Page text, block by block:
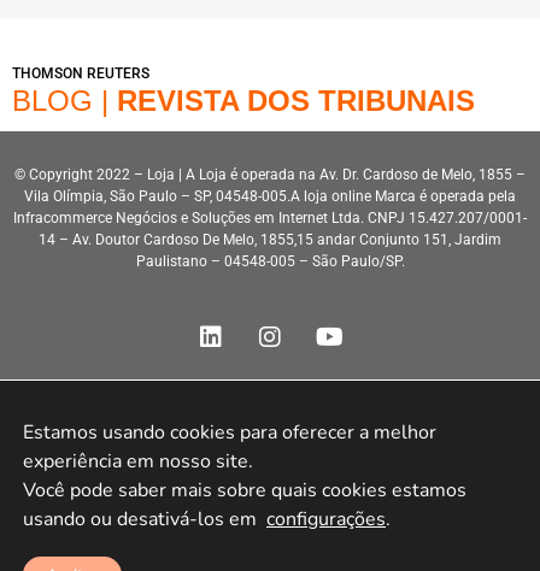
THOMSON REUTERS
BLOG | REVISTA DOS TRIBUNAIS
© Copyright 2022 – Loja | A Loja é operada na Av. Dr. Cardoso de Melo, 1855 –
Vila Olímpia, São Paulo – SP, 04548-005.A loja online Marca é operada pela
Infracommerce Negócios e Soluções em Internet Ltda. CNPJ 15.427.207/0001-
14 – Av. Doutor Cardoso De Melo, 1855,15 andar Conjunto 151, Jardim
Paulistano – 04548-005 – São Paulo/SP.
Estamos usando cookies para oferecer a melhor
experiência em nosso site.
Você pode saber mais sobre quais cookies estamos
usando ou desativá-los em configurações.